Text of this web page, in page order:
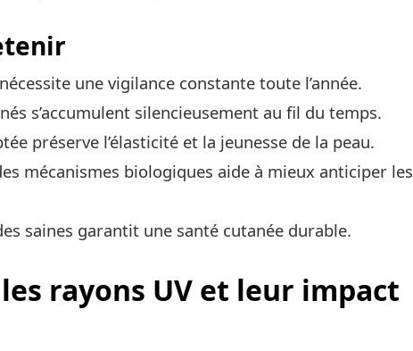
une vigilance constante toute l’année.
s’accumulent silencieusement au fil du temps.
préserve l’élasticité et la jeunesse de la peau.
mécanismes biologiques aide à mieux anticiper les
saines garantit une santé cutanée durable.
rayons UV et leur impact